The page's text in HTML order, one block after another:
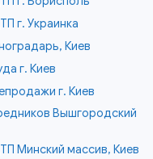
г. Украинка
Киев
г. Киев
г. Киев
Вышгородский
Минский массив, Киев